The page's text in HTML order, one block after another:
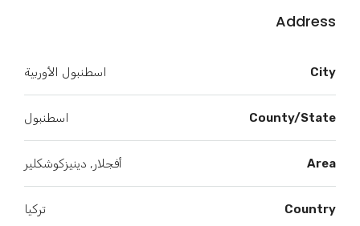
Address
City اسطنبول الأوربية
County/State اسطنبول
Area أفجلار, دينيزكوشكلير
Country تركيا